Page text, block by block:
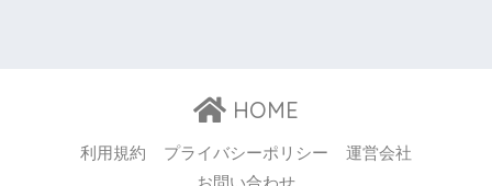
HOME
利用規約 プライバシーポリシー
運営会社